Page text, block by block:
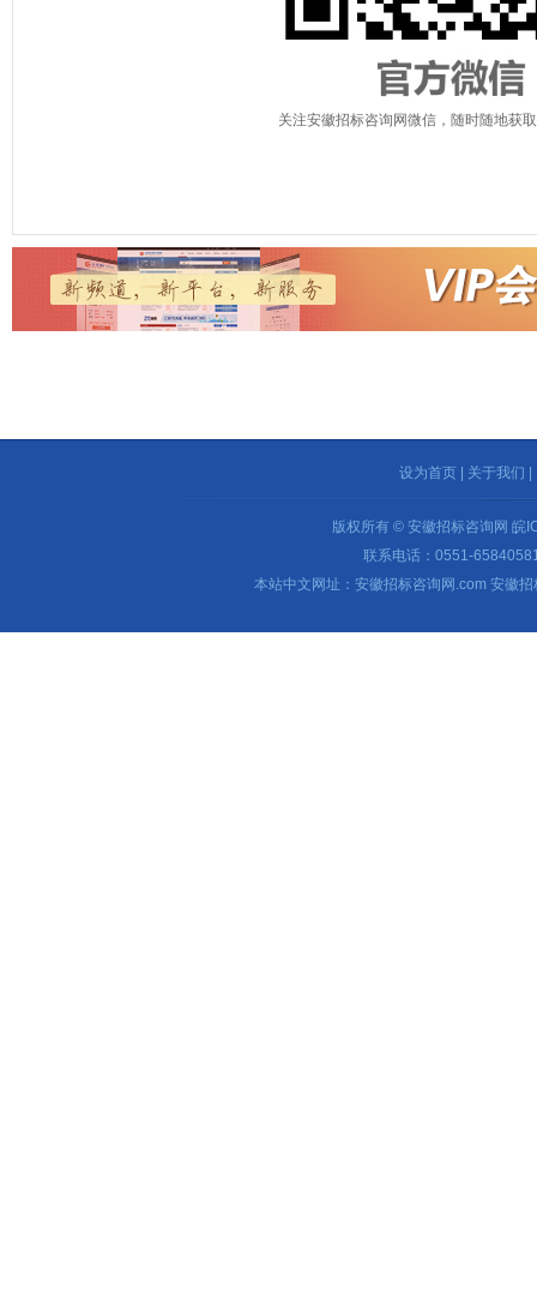
关注安徽招标咨询网微信，随时随地获
设为首页 关于我们
版权所有 © 安徽招标咨询网 皖
联系电话：0551-
本站中文网址：安徽招标咨询网.com 安徽